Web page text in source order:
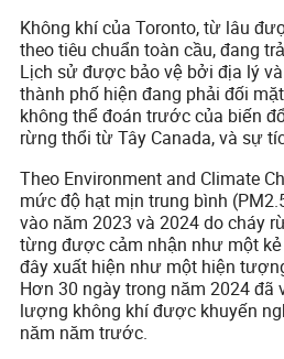
Không khí của Toronto, từ lâu
theo tiêu chuẩn toàn cầu, đang
Lịch sử được bảo vệ bởi địa lý
thành phố hiện đang phải đối
không thể đoán trước của biến
rừng thổi từ Tây Canada, và sự
Theo Environment and Climate
mức độ hạt mịn trung bình
vào năm 2023 và 2024 do cháy
từng được cảm nhận như một
đây xuất hiện như một hiện
Hơn 30 ngày trong năm 2024
lượng không khí được khuyến
năm năm trước.